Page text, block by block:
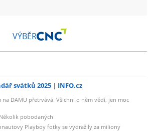
VÝBĚR
svátků 2025 INFO.cz
na DAMU přetrvává. Všichni o něm vědí, jen moc
pobodaných
Playboy fotky se vydražily za miliony